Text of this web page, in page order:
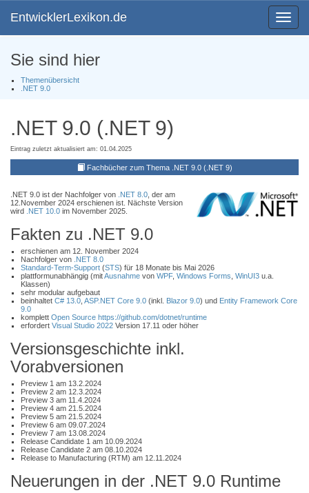
Toggle
EntwicklerLexikon.de
Sie sind hier
Themenübersicht
.NET 9.0
.NET 9.0 (.NET 9)
Eintrag zuletzt aktualisiert am: 01.04.2025
Fachbücher zum Thema .NET 9.0 (.NET 9)
.NET 9.0 ist der Nachfolger von .NET 8.0 , der am
12.November 2024 erschienen ist. Nächste Version
wird .NET 10.0 im November 2025.
Fakten zu .NET 9.0
erschienen am 12. November 2024
Nachfolger von .NET 8.0
Standard-Term-Support (STS) für 18 Monate bis Mai 2026
plattformunabhängig (mitAusnahme von WPF, Windows Forms WinUI3 u.a.
Klassen)
sehr modular aufgebaut
beinhaltet C# 13.0 ASP.NET Core 9.0 (inkl. Blazor 9.0) und Entity Framework Core
9.0
komplett Open Source https://github.com/dotnet/runtime
erfordert Visual Studio 2022 Version 17.11 oder höher
Versionsgeschichte inkl.
Vorabversionen
Preview 1 am 13.2.2024
Preview 2 am 12.3.2024
Preview 3 am 11.4.2024
Preview 4 am 21.5.2024
Preview 5 am 21.5.2024
Preview 6 am 09.07.2024
Preview 7 am 13.08.2024
Release Candidate 1 am 10.09.2024
Release Candidate 2 am 08.10.2024
Release to Manufacturing (RTM) am 12.11.2024
Neuerungen in der .NET 9.0 Runtime